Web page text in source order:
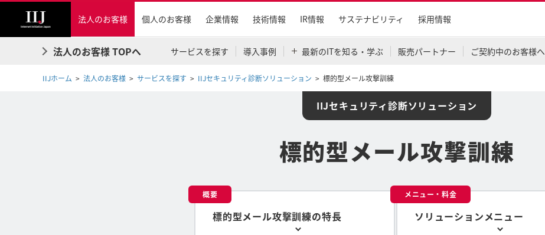
法人のお客様 個人のお客様 企業情報 技術情報 IR情報 サステナビリティ 採用情報
法人のお客様 TOPへ サービスを探す 導入事例 最新のITを知る・学ぶ 販売パートナー ご契約中のお客様へ
IIJホーム 法人のお客様 サービスを探す IIJセキュリティ診断ソリューション 標的型メール攻撃訓練
IIJセキュリティ診断ソリューション
標的型メール攻撃訓練
概要
標的型メール攻撃訓練の特長
メニュー・料金
ソリューションメニュー